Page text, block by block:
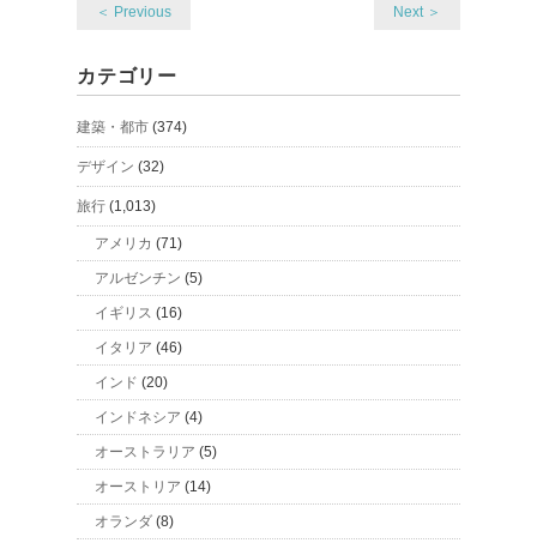
＜ Previous Next ＞
カテゴリー
建築・都市 (374)
デザイン (32)
旅行 (1,013)
アメリカ (71)
アルゼンチン (5)
イギリス (16)
イタリア (46)
インド (20)
インドネシア (4)
オーストラリア (5)
オーストリア (14)
オランダ (8)